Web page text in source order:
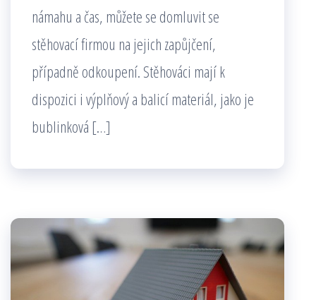
námahu a čas, můžete se domluvit se
stěhovací firmou na jejich zapůjčení,
případně odkoupení. Stěhováci mají k
dispozici i výplňový a balicí materiál, jako je
bublinková […]